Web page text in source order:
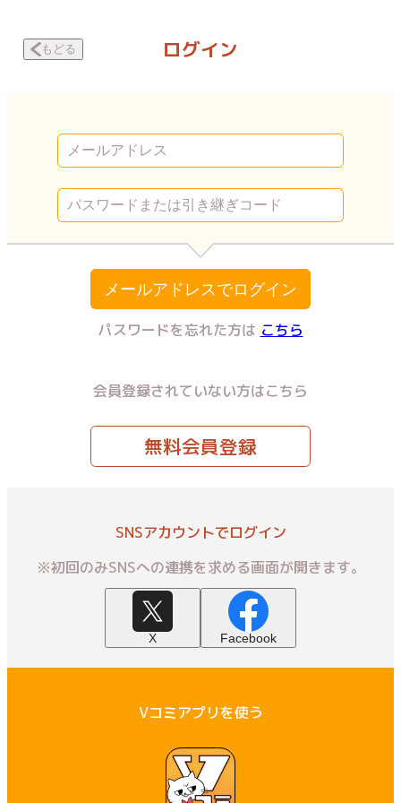
もどる ログイン
メールアドレスでログイン
パスワードを忘れた方は こちら
会員登録されていない方はこちら
無料会員登録
SNSアカウントでログイン
※初回のみSNSへの連携を求める画面が開きます。
X Facebook
Vコミアプリを使う